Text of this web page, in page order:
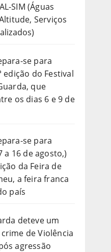
SIM (Águas
Serviços
se para
edição do Festival
que
os dias 6 e 9 de
se para
a 16 de agosto,)
da Feira de
a feira franca
país
deteve um
de Violência
agressão